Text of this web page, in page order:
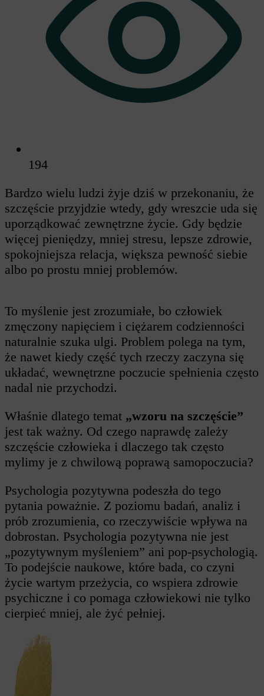
194
Bardzo wielu ludzi żyje dziś w przekonaniu, że
szczęście przyjdzie wtedy, gdy wreszcie uda się
uporządkować zewnętrzne życie. Gdy będzie
więcej pieniędzy, mniej stresu, lepsze zdrowie,
spokojniejsza relacja, większa pewność siebie
albo po prostu mniej problemów.
To myślenie jest zrozumiałe, bo człowiek
zmęczony napięciem i ciężarem codzienności
naturalnie szuka ulgi. Problem polega na tym,
że nawet kiedy część tych rzeczy zaczyna się
układać, wewnętrzne poczucie spełnienia często
nadal nie przychodzi.
Właśnie dlatego temat „wzoru na szczęście”
jest tak ważny. Od czego naprawdę zależy
szczęście człowieka i dlaczego tak często
mylimy je z chwilową poprawą samopoczucia?
Psychologia pozytywna podeszła do tego
pytania poważnie. Z poziomu badań, analiz i
prób zrozumienia, co rzeczywiście wpływa na
dobrostan. Psychologia pozytywna nie jest
„pozytywnym myśleniem” ani pop-psychologią.
To podejście naukowe, które bada, co czyni
życie wartym przeżycia, co wspiera zdrowie
psychiczne i co pomaga człowiekowi nie tylko
cierpieć mniej, ale żyć pełniej.